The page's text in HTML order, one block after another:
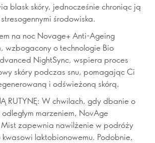
blask skóry, jednocześnie chroniąc ją
środowiska.
na noc Novage+ Anti-Ageing
wzbogacony o technologie Bio
NightSync, wspiera proces
skóry podczas snu, pomagając Ci
i odświeżoną skórą.
RUTYNĘ: W chwilach, gdy dbanie o
marzeniem, NovAge
Mist zapewnia nawilżenie w podróży
laktobionowemu. Podobnie,